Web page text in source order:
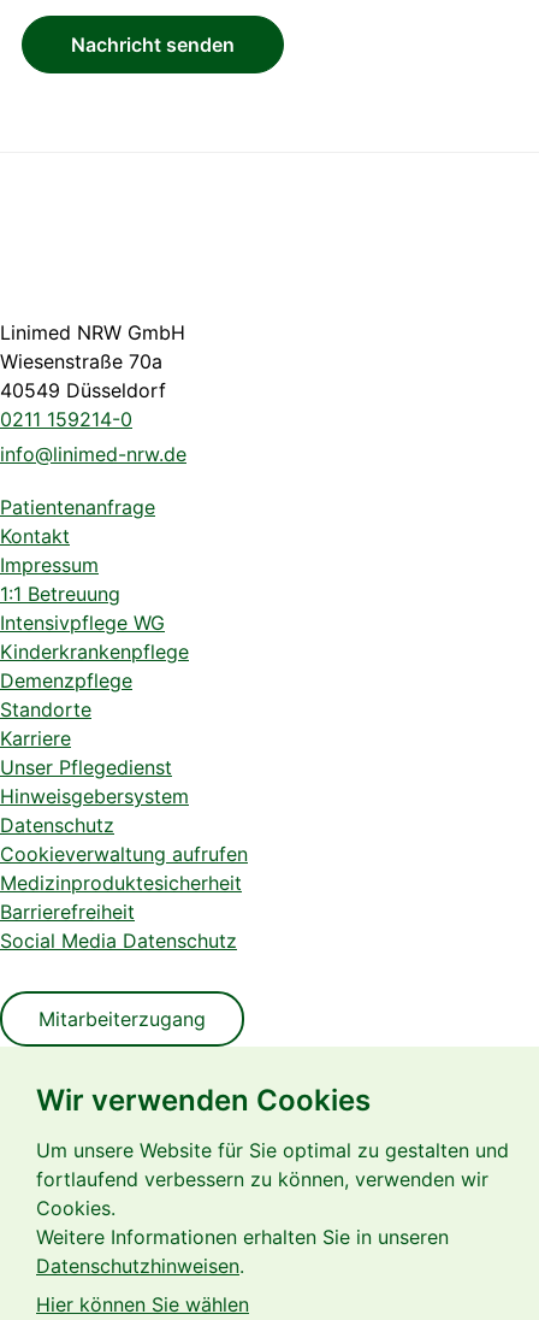
Linimed NRW GmbH
Wiesenstraße 70a
40549 Düsseldorf
0211 159214-0
info@linimed-nrw.de
Patientenanfrage
Kontakt
Impressum
1:1 Betreuung
Intensivpflege WG
Kinderkrankenpflege
Demenzpflege
Standorte
Karriere
Unser Pflegedienst
Hinweisgebersystem
Datenschutz
Cookieverwaltung aufrufen
Medizinproduktesicherheit
Barrierefreiheit
Social Media Datenschutz
Mitarbeiterzugang
qualitativ hochwertige Versorgung in der außerklinischen
Intensivpflege und Beatmung.
Wir verwenden Cookies
Um unsere Website für Sie optimal zu gestalten und
fortlaufend verbessern zu können, verwenden wir
Cookies.
Weitere Informationen erhalten Sie in unseren
Datenschutzhinweisen.
Hier können Sie wählen